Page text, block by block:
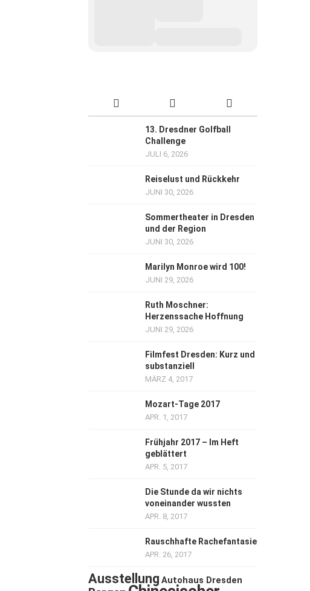
13. Dresdner Golfball
Challenge
JULI 6, 2026
Reiselust und Rückkehr
JUNI 30, 2026
Sommertheater in Dresden
und der Region
JUNI 30, 2026
Marilyn Monroe wird 100!
JUNI 29, 2026
Ruth Moschner:
Herzenssache Hoffnung
JUNI 29, 2026
Filmfest Dresden: Kurz und
substanziell
MÄRZ 4, 2017
Mozart-Tage 2017
APR. 1, 2017
Frühjahr 2017 – Im Heft
geblättert
APR. 5, 2017
Die Stunde da wir nichts
voneinander wussten
APR. 8, 2017
Rauschhafte Rachefantasie
APR. 26, 2017
Ausstellung Autohaus Dresden